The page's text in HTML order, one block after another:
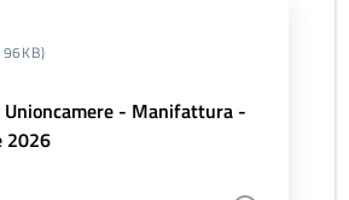
- Manifattura -
2026